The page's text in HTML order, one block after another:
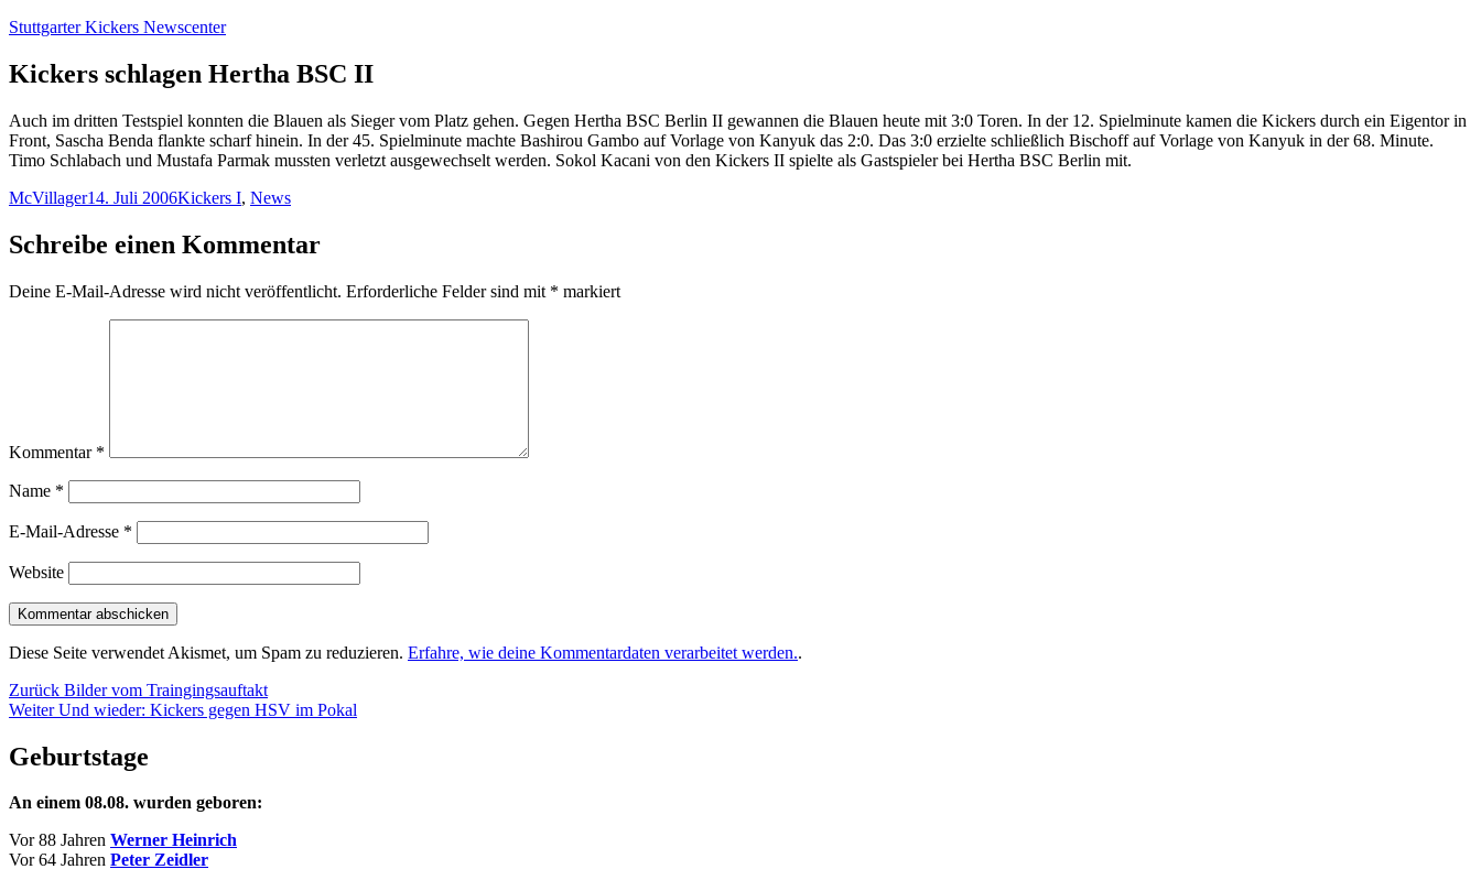
Zum
springen
Stuttgarter Kickers Newscenter
Kickers schlagen Hertha BSC II
Auch im dritten Testspiel konnten die Blauen als Sieger vom Platz gehen. Gegen Hertha BSC Berlin II gewannen die Blauen heute mit 3:0 Toren. In der 12. Spielminute kamen die Kickers durch ein Eigentor in
Front, Sascha Benda flankte scharf hinein. In der 45. Spielminute machte Bashirou Gambo auf Vorlage von Kanyuk das 2:0. Das 3:0 erzielte schließlich Bischoff auf Vorlage von Kanyuk in der 68. Minute.
Timo Schlabach und Mustafa Parmak mussten verletzt ausgewechselt werden. Sokol Kacani von den Kickers II spielte als Gastspieler bei Hertha BSC Berlin mit.
Autor
McVillagerVeröffentlicht
14. Juli 2006Kategorien
Kickers I, News
Schreibe einen Kommentar
Deine E-Mail-Adresse wird nicht veröffentlicht. Erforderliche Felder sind mit * markiert
Kommentar *
Name *
E-Mail-Adresse *
Website
Diese Seite verwendet Akismet, um Spam zu reduzieren. Erfahre, wie deine Kommentardaten verarbeitet werden..
Beitragsnavigation
Zurück Vorheriger
Beitrag:
Bilder vom Traingingsauftakt
Weiter Nächster
Und wieder: Kickers gegen HSV im Pokal
Geburtstage
An einem 08.08. wurden geboren:
Vor 88 Jahren Werner Heinrich
Vor 64 Jahren Peter Zeidler